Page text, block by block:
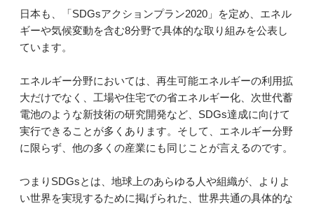
日本も、「SDGsアクションプラン2020」を定め、エネル
ギーや気候変動を含む8分野で具体的な取り組みを公表し
ています。
エネルギー分野においては、再生可能エネルギーの利用拡
大だけでなく、工場や住宅での省エネルギー化、次世代蓄
電池のような新技術の研究開発など、SDGs達成に向けて
実行できることが多くあります。そして、エネルギー分野
に限らず、他の多くの産業にも同じことが言えるのです。
つまりSDGsとは、地球上のあらゆる人や組織が、よりよ
い世界を実現するために掲げられた、世界共通の具体的な